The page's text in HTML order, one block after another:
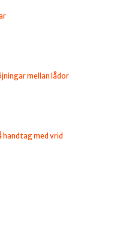
mellan lådor
handtag med vrid